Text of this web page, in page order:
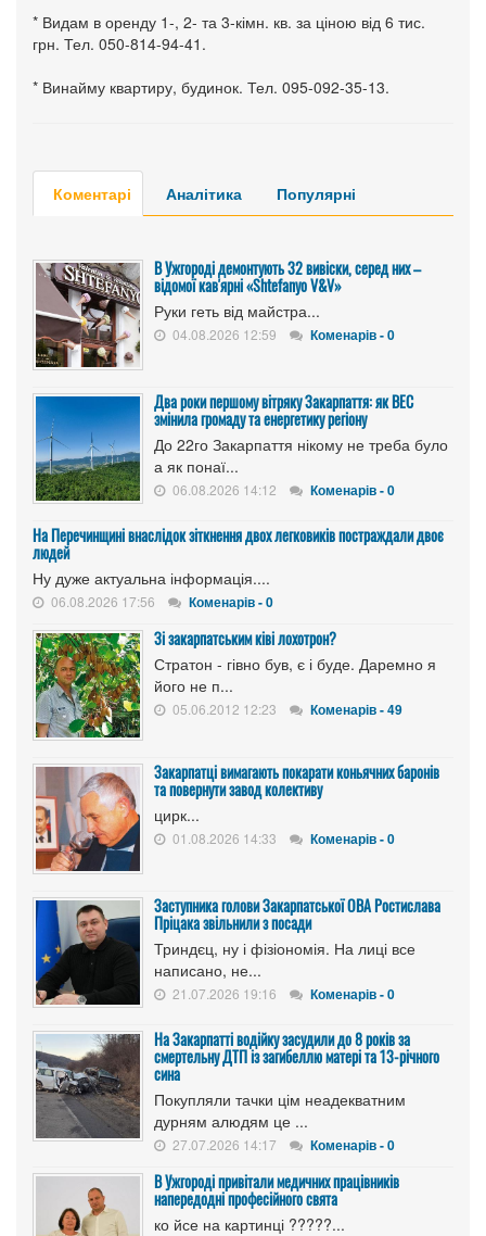
* Видам в оренду 1-, 2- та 3-кімн. кв. за ціною від 6 тис.
грн. Тел. 050-814-94-41.
* Винайму квартиру, будинок. Тел. 095-092-35-13.
Коментарі Аналітика Популярні
В Ужгороді демонтують 32 вивіски, серед них –
відомої кав'ярні «Shtefanyo V&V»
Руки геть від майстра...
04.08.2026 12:59 Коменарів - 0
Два роки першому вітряку Закарпаття: як ВЕС
змінила громаду та енергетику регіону
До 22го Закарпаття нікому не треба було
а як понаї...
06.08.2026 14:12 Коменарів - 0
На Перечинщині внаслідок зіткнення двох легковиків постраждали двоє
людей
Ну дуже актуальна інформація....
06.08.2026 17:56 Коменарів - 0
Зі закарпатським ківі лохотрон?
Стратон - гівно був, є і буде. Даремно я
його не п...
05.06.2012 12:23 Коменарів - 49
Закарпатці вимагають покарати коньячних баронів
та повернути завод колективу
цирк...
01.08.2026 14:33 Коменарів - 0
Заступника голови Закарпатської ОВА Ростислава
Пріцака звільнили з посади
Триндєц, ну і фізіономія. На лиці все
написано, не...
21.07.2026 19:16 Коменарів - 0
На Закарпатті водійку засудили до 8 років за
смертельну ДТП із загибеллю матері та 13-річного
сина
Покупляли тачки цім неадекватним
дурням алюдям це ...
27.07.2026 14:17 Коменарів - 0
В Ужгороді привітали медичних працівників
напередодні професійного свята
ко йсе на картинці ?????...